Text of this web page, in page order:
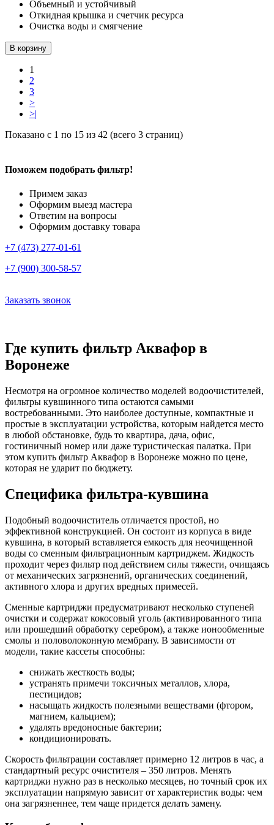
Объемный и устойчивый
Откидная крышка и счетчик ресурса
Очистка воды и смягчение
В корзину
1
2
3
>
>|
Показано с 1 по 15 из 42 (всего 3 страниц)
Поможем подобрать фильтр!
Примем заказ
Оформим выезд мастера
Ответим на вопросы
Оформим доставку товара
+7 (473) 277-01-61
+7 (900) 300-58-57
Заказать звонок
Где купить фильтр Аквафор в
Воронеже
Несмотря на огромное количество моделей водоочистителей,
фильтры кувшинного типа остаются самыми
востребованными. Это наиболее доступные, компактные и
простые в эксплуатации устройства, которым найдется место
в любой обстановке, будь то квартира, дача, офис,
гостиничный номер или даже туристическая палатка. При
этом купить фильтр Аквафор в Воронеже можно по цене,
которая не ударит по бюджету.
Специфика фильтра-кувшина
Подобный водоочиститель отличается простой, но
эффективной конструкцией. Он состоит из корпуса в виде
кувшина, в который вставляется емкость для неочищенной
воды со сменным фильтрационным картриджем. Жидкость
проходит через фильтр под действием силы тяжести, очищаясь
от механических загрязнений, органических соединений,
активного хлора и других вредных примесей.
Сменные картриджи предусматривают несколько ступеней
очистки и содержат кокосовый уголь (активированного типа
или прошедший обработку серебром), а также ионообменные
смолы и половолоконную мембрану. В зависимости от
модели, такие кассеты способны:
снижать жесткость воды;
устранять примечи токсичных металлов, хлора,
пестицидов;
насыщать жидкость полезными веществами (фтором,
магнием, кальцием);
удалять вредоносные бактерии;
кондиционировать.
Скорость фильтрации составляет примерно 12 литров в час, а
стандартный ресурс очистителя – 350 литров. Менять
картриджи нужно раз в несколько месяцев, но точный срок их
эксплуатации напрямую зависит от характеристик воды: чем
она загрязненнее, тем чаще придется делать замену.